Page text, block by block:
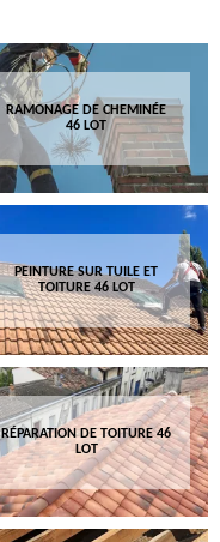
RAMONAGE DE CHEMINÉE
46 LOT
PEINTURE SUR TUILE ET
TOITURE 46 LOT
RÉPARATION DE TOITURE 46
LOT